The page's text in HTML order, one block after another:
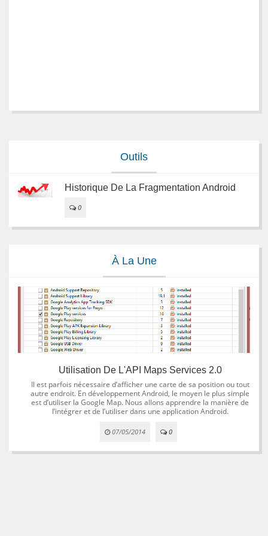
Outils
Historique De La Fragmentation Android
0
À La Une
Utilisation De L'API Maps Services 2.0
Il est parfois nécessaire d’afficher une carte de sa position ou tout
autre endroit. En développement Android, le moyen le plus simple
est d’utiliser la Google Map. Nous allons apprendre la manière de
l’intégrer et de l’utiliser dans une application Android.
07/05/2014 0